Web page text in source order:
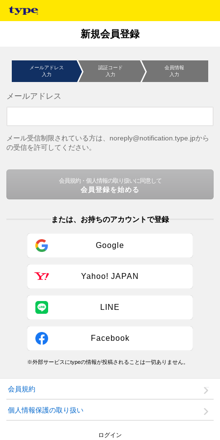
新規会員登録
メールアドレス
入力
認証コード
入力
会員情報
入力
メールアドレス
メール受信制限されている方は、noreply@notification.type.jpから
の受信を許可してください。
会員規約・個人情報の取り扱いに同意して
会員登録を始める
または、お持ちのアカウントで登録
Google
Yahoo! JAPAN
LINE
Facebook
※外部サービスにtypeの情報が投稿されることは一切ありません。
会員規約
個人情報保護の取り扱い
ログイン